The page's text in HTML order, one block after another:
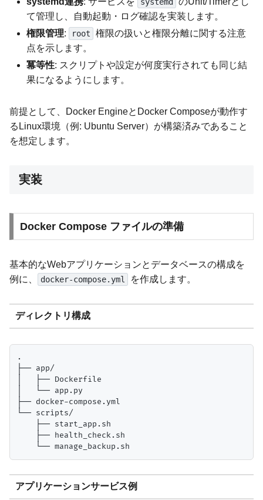
て管理し、自動起動・ログ確認を実装します。
権限管理: root
権限の扱いと権限分離に関する注意
点を示します。
冪等性: スクリプトや設定が何度実行されても同じ結
果になるようにします。
前提として、Docker EngineとDocker Composeが動作す
るLinux環境（例: Ubuntu Server）が構築済みであること
を想定します。
実装
Docker Compose ファイルの準備
基本的なWebアプリケーションとデータベースの構成を
例に、
docker-compose.yml を作成します。
ディレクトリ構成
.
├── app/
│   ├── Dockerfile
│   └── app.py
├── docker-compose.yml
└── scripts/
    ├── start_app.sh
    ├── health_check.sh
アプリケーションサービス例